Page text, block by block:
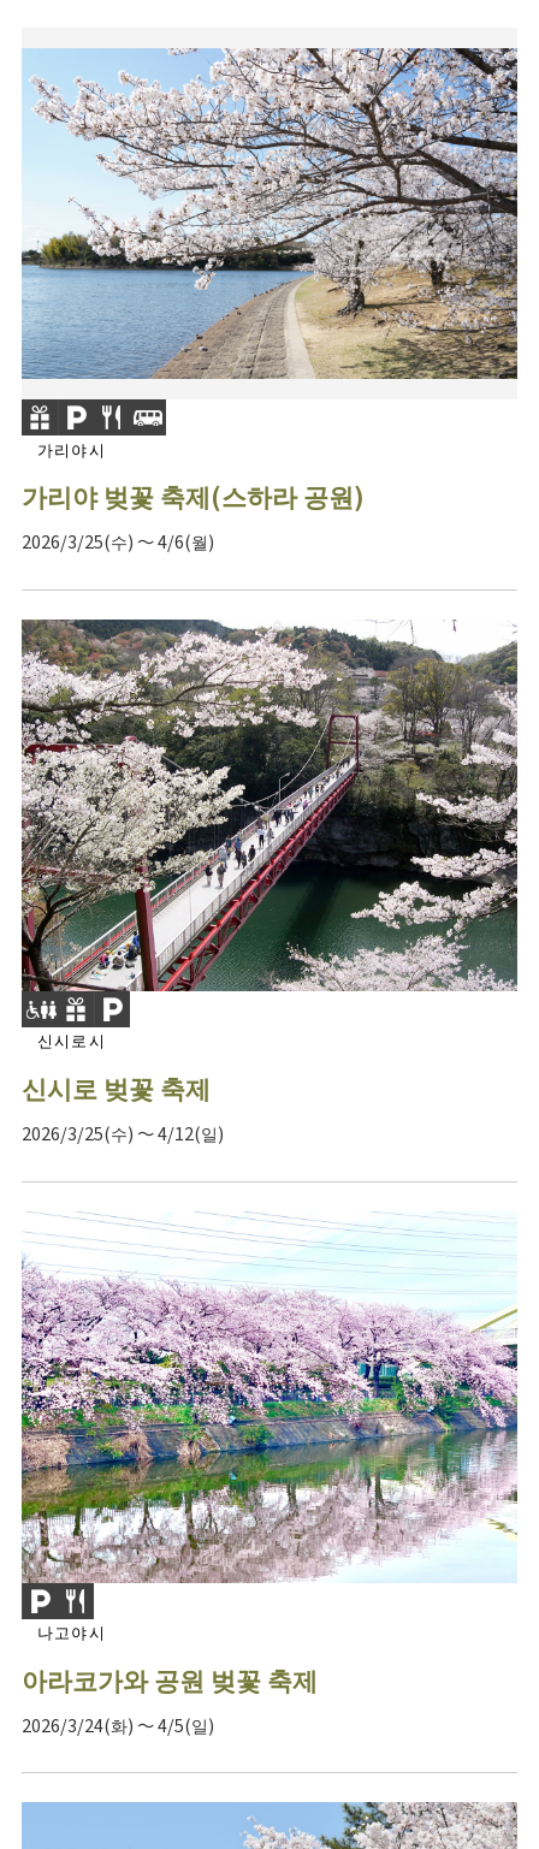
가리야시
가리야 벚꽃 축제(스하라 공원)
2026/3/25(수) ～ 4/6(월)
신시로시
신시로 벚꽃 축제
2026/3/25(수) ～ 4/12(일)
나고야시
아라코가와 공원 벚꽃 축제
2026/3/24(화) ～ 4/5(일)